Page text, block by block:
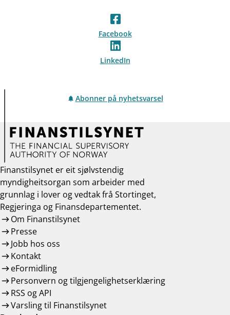
Facebook
LinkedIn
Abonner på nyhetsvarsel
Finanstilsynet er eit sjølvstendig
myndigheitsorgan som arbeider med
grunnlag i lover og vedtak frå Stortinget,
Regjeringa og Finansdepartementet.
Om Finanstilsynet
Presse
Jobb hos oss
Kontakt
eFormidling
Personvern og tilgjengelighetserklæring
RSS og API
Varsling til Finanstilsynet